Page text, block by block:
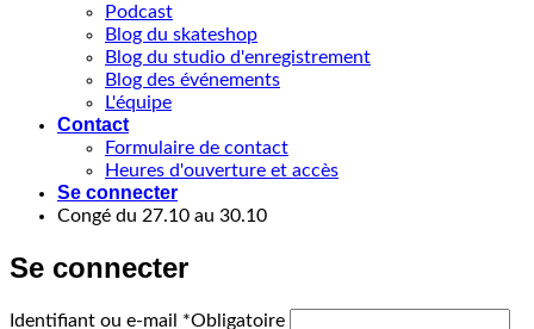
Podcast
Blog du skateshop
Blog du studio d'enregistrement
Blog des événements
L'équipe
Contact
Formulaire de contact
Heures d'ouverture et accès
Se connecter
Congé du 27.10 au 30.10
Se connecter
Identifiant ou e-mail *Obligatoire